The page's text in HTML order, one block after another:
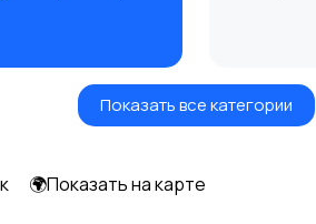
дома на
Воздушный
Показать все категории
🌍Показать на карте